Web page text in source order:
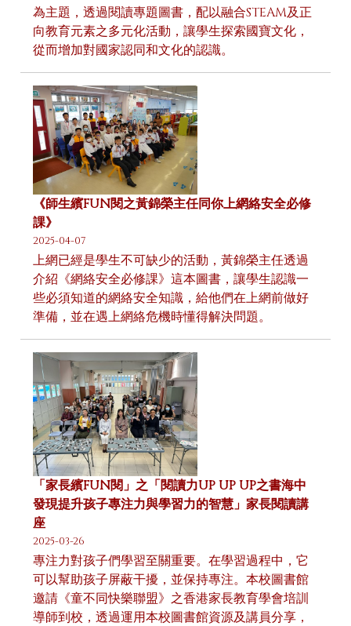
為主題，透過閱讀專題圖書，配以融合STEAM及正
向教育元素之多元化活動，讓學生探索國寶文化，
從而增加對國家認同和文化的認識。
《師生繽FUN閱之黃錦榮主任同你上網絡安全必修
課》
2025-04-07
上網已經是學生不可缺少的活動，黃錦榮主任透過
介紹《網絡安全必修課》這本圖書，讓學生認識一
些必須知道的網絡安全知識，給他們在上網前做好
準備，並在遇上網絡危機時懂得解決問題。
「家長繽FUN閱」之「閱讀力UP UP UP之書海中
發現提升孩子專注力與學習力的智慧」家長閱讀講
座
2025-03-26
專注力對孩子們學習至關重要。在學習過程中，它
可以幫助孩子屏蔽干擾，並保持專注。本校圖書館
邀請《童不同快樂聯盟》之香港家長教育學會培訓
導師到校，透過運用本校圖書館資源及講員分享，